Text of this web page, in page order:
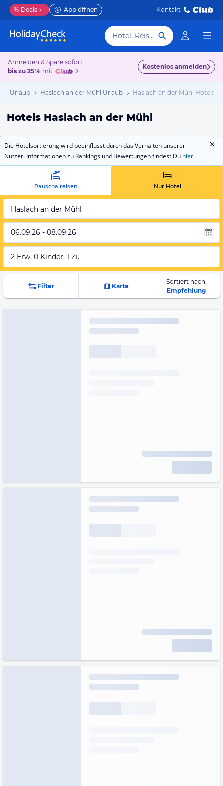
% Deals App öffnen Kontakt
Hotel, Reiseziel
Anmelden & Spare sofort
bis zu 25 % mit
Kostenlos anmelden
Urlaub Haslach an der Mühl Urlaub Haslach an der Mühl Hotels
Hotels Haslach an der Mühl
Die Hotelsortierung wird beeinflusst durch das Verhalten unserer
Nutzer. Informationen zu Rankings und Bewertungen findest Du hier
Pauschalreisen Nur Hotel
Haslach an der Mühl
06.09.26 - 08.09.26
2 Erw, 0 Kinder, 1 Zi.
Filter Karte
Sortiert nach:
Empfehlung